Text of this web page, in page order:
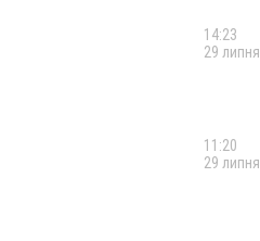
14:23
29 липня
11:20
29 липня